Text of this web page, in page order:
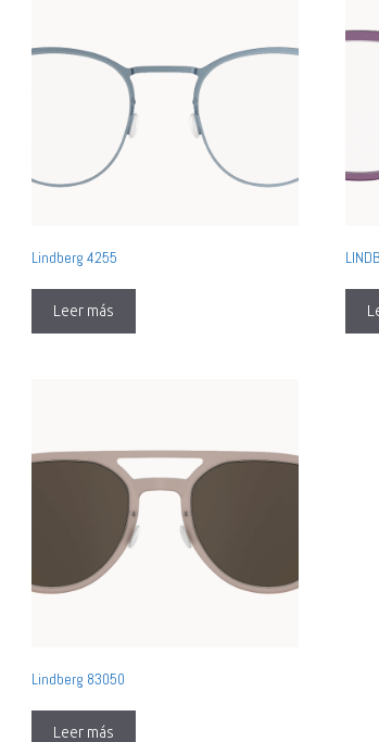
Lindberg 4255
Leer más
Lindberg 83050
Leer más